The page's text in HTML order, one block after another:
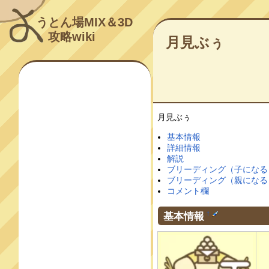
うとん場MIX＆3D
攻略wiki
月見ぶぅ
月見ぶぅ
基本情報
詳細情報
解説
ブリーディング（子にな
ブリーディング（親にな
コメント欄
基本情報 †